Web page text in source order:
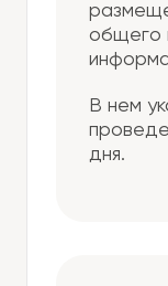
общего
В нем
дня.